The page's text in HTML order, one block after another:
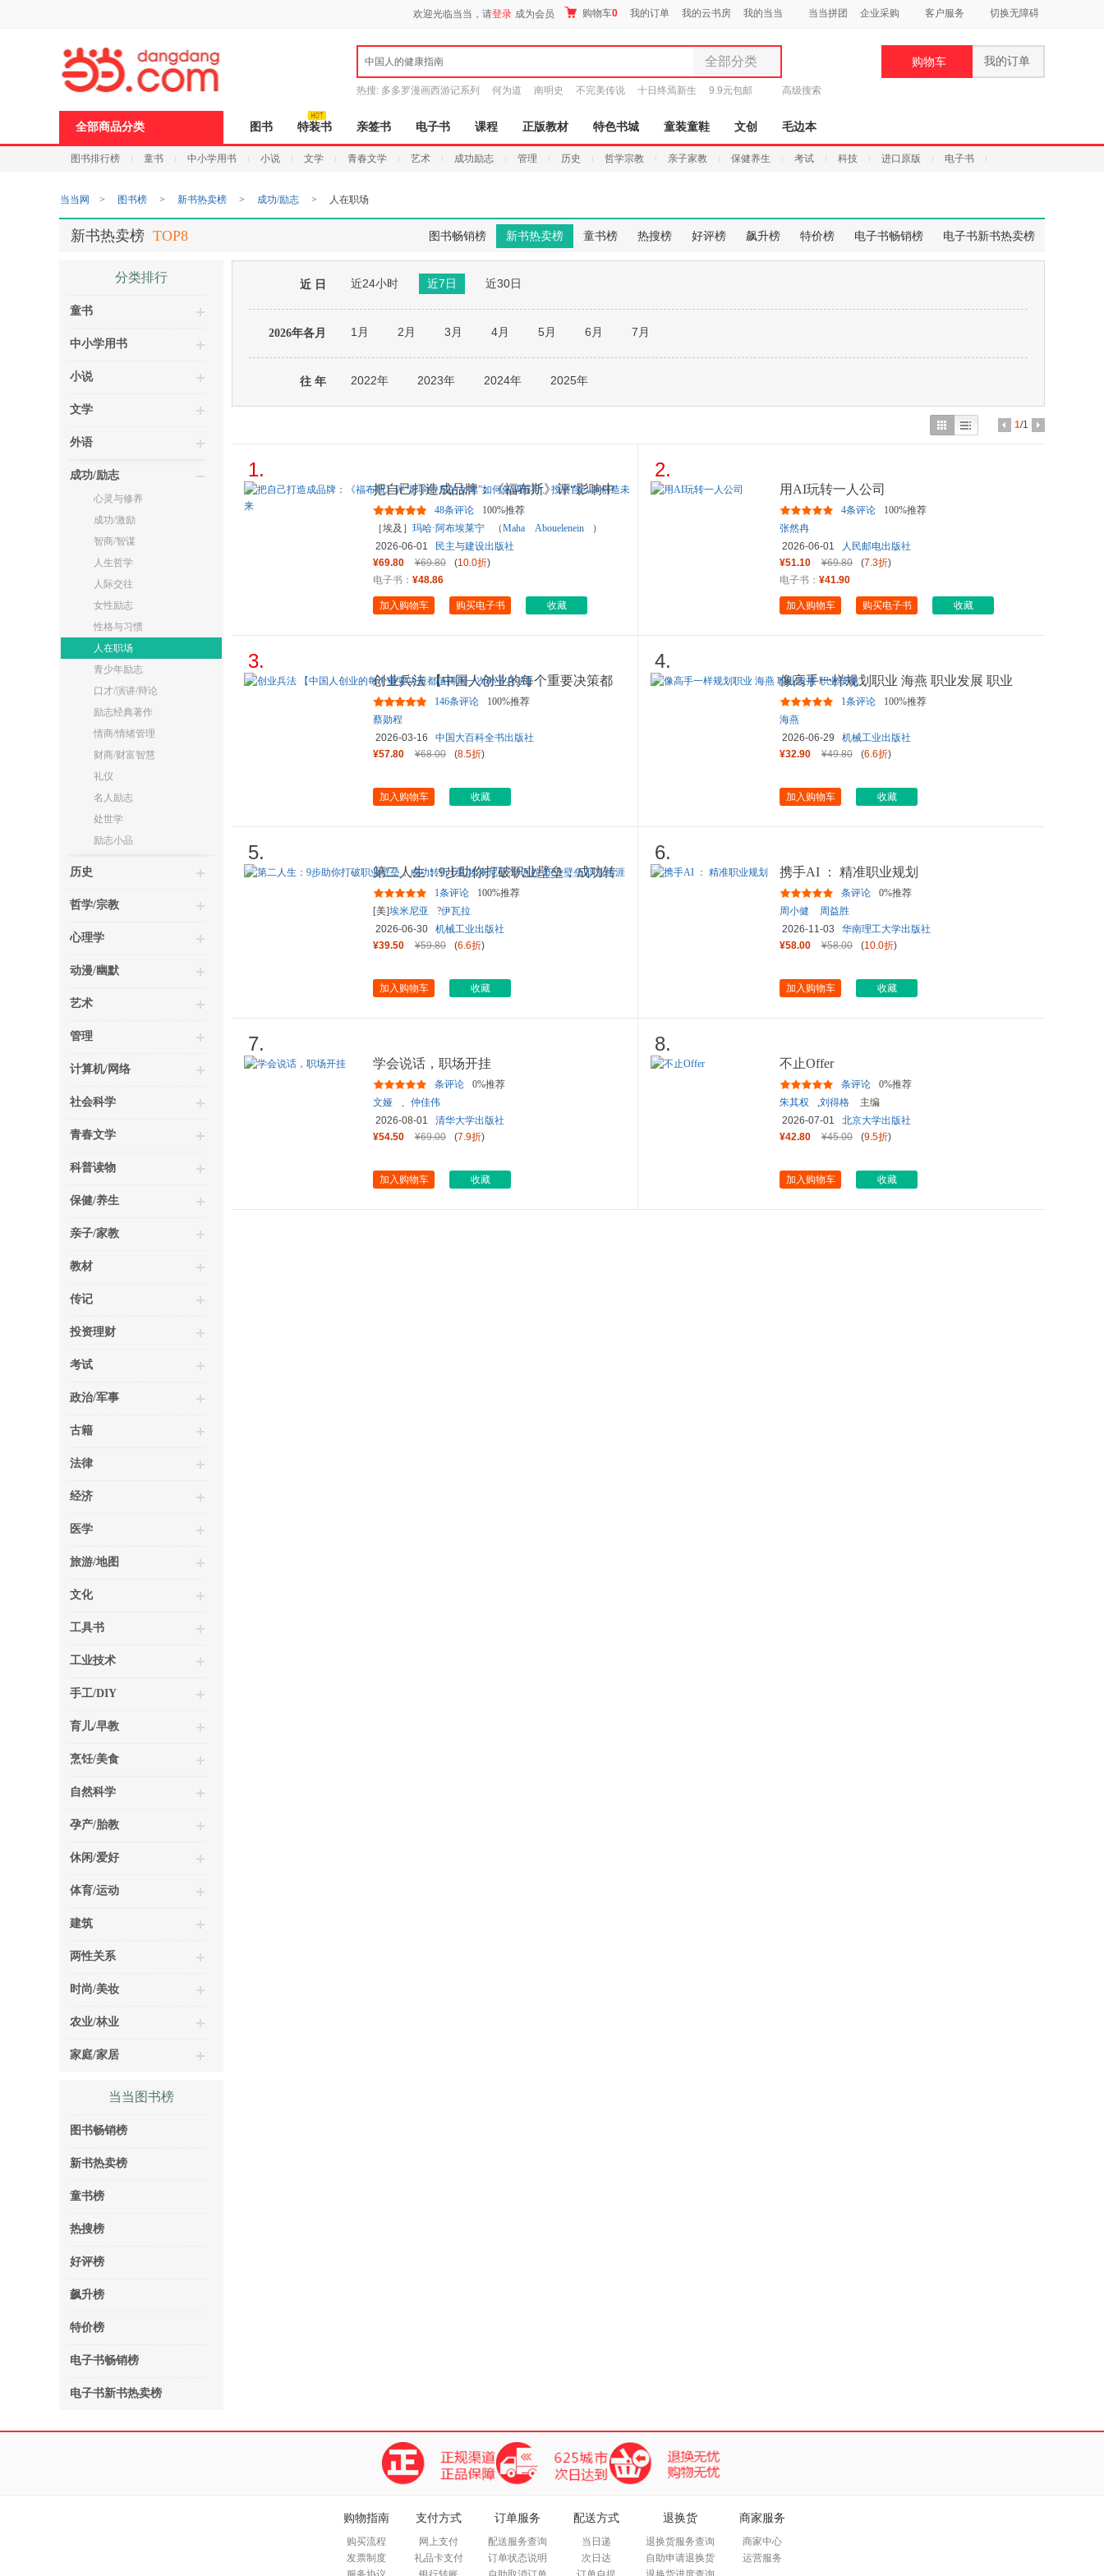
欢迎光临当当，请登录 成为会员 购物车0 我的订单 我的云书房 我的当当 当当拼团 企业采购 客户服务 切换无障碍
中国人的健康指南 全部分类
全部分类
图书
电子书
音像
玩具
孕婴服饰
热搜: 多多罗漫画西游记系列 何为道 南明史 不完美传说 十日终焉新生 9.9元包邮 高级搜索
购物车 我的订单
全部商品分类 图书 特装书 亲签书 电子书 课程 正版教材 特色书城 童装童鞋 文创 毛边本
图书排行榜 童书 中小学用书 小说 文学 青春文学 艺术 成功励志 管理 历史 哲学宗教 亲子家教 保健养生 考试 科技 进口原版 电子书
页
当当网 > 图书榜 > 新书热卖榜 > 成功/励志 > 人在职场
图书畅销榜 新书热卖榜 童书榜 热搜榜 好评榜 飙升榜 特价榜 电子书畅销榜 电子书新书热卖榜
新书热卖榜 TOP8
分类排行
童书
中小学用书
小说
文学
外语
成功/励志
心灵与修养
成功/激励
智商/智谋
人生哲学
人际交往
女性励志
性格与习惯
人在职场
青少年励志
口才/演讲/辩论
励志经典著作
情商/情绪管理
财商/财富智慧
礼仪
名人励志
处世学
励志小品
历史
哲学/宗教
心理学
动漫/幽默
艺术
管理
计算机/网络
社会科学
青春文学
科普读物
保健/养生
亲子/家教
教材
传记
投资理财
考试
政治/军事
古籍
法律
经济
医学
旅游/地图
文化
工具书
工业技术
手工/DIY
育儿/早教
烹饪/美食
自然科学
孕产/胎教
休闲/爱好
体育/运动
建筑
两性关系
时尚/美妆
农业/林业
家庭/家居
当当图书榜
图书畅销榜
新书热卖榜
童书榜
热搜榜
好评榜
飙升榜
特价榜
电子书畅销榜
电子书新书热卖榜
近 日 近24小时 近7日 近30日
2026年各月 1月 2月 3月 4月 5月 6月 7月
往 年 2022年 2023年 2024年 2025年
1/1
1.
把自己打造成品牌：《福布斯》评“影响中
东的女性”如何低调前行...
48条评论
100%推荐
［埃及］ 玛哈·阿布埃莱宁 （Maha Abouelenein
）
2026-06-01
民主与建设出版社
¥69.80
¥69.80 (10.0折)
电子书： ¥48.86
加入购物车 购买电子书 收藏
2.
用AI玩转一人公司
4条评论
100%推荐
张然冉
2026-06-01
人民邮电出版社
¥51.10
¥69.80 (7.3折)
电子书： ¥41.90
加入购物车 购买电子书 收藏
3.
创业兵法 【中国人创业的每个重要决策都
值得用一次孙子兵法】
146条评论
100%推荐
蔡勋程
2026-03-16
中国大百科全书出版社
¥57.80
¥68.00 (8.5折)
加入购物车 收藏
4.
像高手一样规划职业 海燕 职业发展 职业
技能
1条评论
100%推荐
海燕
2026-06-29
机械工业出版社
¥32.90
¥49.80 (6.6折)
加入购物车 收藏
5.
第二人生：9步助你打破职业壁垒，成功转
行 [美]埃米尼亚?伊瓦拉...
1条评论
100%推荐
[美]埃米尼亚 ?伊瓦拉
2026-06-30
机械工业出版社
¥39.50
¥59.80 (6.6折)
加入购物车 收藏
6.
携手AI ： 精准职业规划
条评论
0%推荐
周小健
周益胜
2026-11-03
华南理工大学出版社
¥58.00
¥58.00 (10.0折)
加入购物车 收藏
7.
学会说话，职场开挂
条评论
0%推荐
文娅
、 仲佳伟
2026-08-01
清华大学出版社
¥54.50
¥69.00 (7.9折)
加入购物车 收藏
8.
不止Offer
条评论
0%推荐
朱其权
,刘得格
主编
2026-07-01
北京大学出版社
¥42.80
¥45.00 (9.5折)
加入购物车 收藏
购物指南
购买流程
发票制度
支付方式
网上支付
礼品卡支付
订单服务
配送服务查询
订单状态说明
配送方式
当日递
次日达
退换货
退换货服务查询
自助申请退换货
商家服务
商家中心
运营服务